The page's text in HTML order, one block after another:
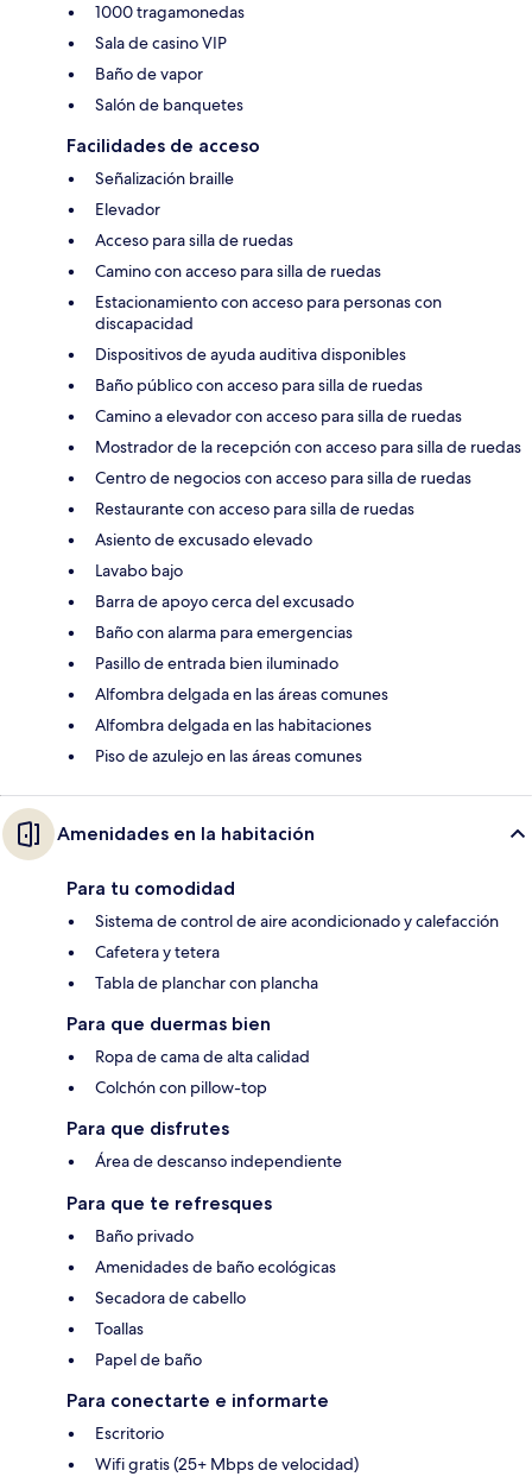
1000 tragamonedas
Sala de casino VIP
Baño de vapor
Salón de banquetes
Facilidades de acceso
Señalización braille
Elevador
Acceso para silla de ruedas
Camino con acceso para silla de ruedas
Estacionamiento con acceso para personas con
discapacidad
Dispositivos de ayuda auditiva disponibles
Baño público con acceso para silla de ruedas
Camino a elevador con acceso para silla de ruedas
Mostrador de la recepción con acceso para silla de ruedas
Centro de negocios con acceso para silla de ruedas
Restaurante con acceso para silla de ruedas
Asiento de excusado elevado
Lavabo bajo
Barra de apoyo cerca del excusado
Baño con alarma para emergencias
Pasillo de entrada bien iluminado
Alfombra delgada en las áreas comunes
Alfombra delgada en las habitaciones
Piso de azulejo en las áreas comunes
Amenidades en la habitación
Para tu comodidad
Sistema de control de aire acondicionado y calefacción
Cafetera y tetera
Tabla de planchar con plancha
Para que duermas bien
Ropa de cama de alta calidad
Colchón con pillow-top
Para que disfrutes
Área de descanso independiente
Para que te refresques
Baño privado
Amenidades de baño ecológicas
Secadora de cabello
Toallas
Papel de baño
Para conectarte e informarte
Escritorio
Wifi gratis (25+ Mbps de velocidad)